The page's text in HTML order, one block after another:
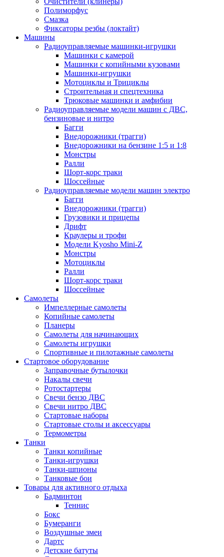
Полиморфус
Смазка
Фиксаторы резбы (локтайт)
Машины
Радиоуправляемые машинки-игрушки
Машинки с камерой
Машинки с копийными кузовами
Машинки-игрушки
Мотоциклы и Трициклы
Строительная и спецтехника
Трюковые машинки и амфибии
Радиоуправляемые модели машин с ДВС,
бензиновые и нитро
Багги
Внедорожники (трагги)
Внедорожники на бензине 1:5 и 1:8
Монстры
Ралли
Шорт-корс траки
Шоссейные
Радиоуправляемые модели машин электро
Багги
Внедорожники (трагги)
Грузовики и прицепы
Дрифт
Краулеры и трофи
Модели Kyosho Mini-Z
Монстры
Мотоциклы
Ралли
Шорт-корс траки
Шоссейные
Самолеты
Импеллерные самолеты
Копийные самолеты
Планеры
Самолеты для начинающих
Самолеты игрушки
Спортивные и пилотажные самолеты
Стартовое оборудование
Заправочные бутылочки
Накалы свечи
Ротостартеры
Свечи бензо ДВС
Свечи нитро ДВС
Стартовые наборы
Стартовые столы и аксессуары
Термометры
Танки
Танки копийные
Танки-игрушки
Танки-шпионы
Танковые бои
Товары для активного отдыха
Бадминтон
Теннис
Бокс
Бумеранги
Воздушные змеи
Дартс
Детские батуты